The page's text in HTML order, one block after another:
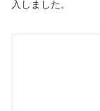
入しました。